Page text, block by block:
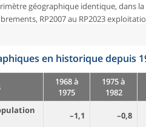
géographique identique, dans
RP2007 au RP2023
en historique depuis
1968 à
1975
1975 à
1982
–1,1 –0,8